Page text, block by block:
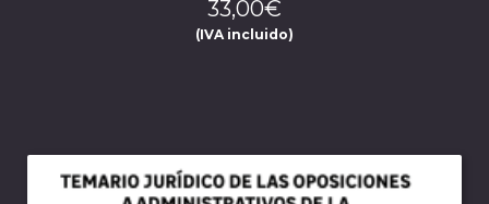
33,00€
(IVA incluido)